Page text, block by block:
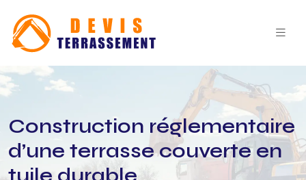
Construction réglementaire
d’une terrasse couverte en